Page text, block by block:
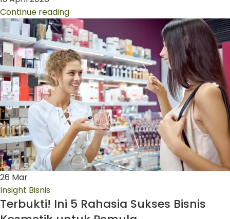
Continue reading
26 Mar
Insight Bisnis
Terbukti! Ini 5 Rahasia Sukses Bisnis